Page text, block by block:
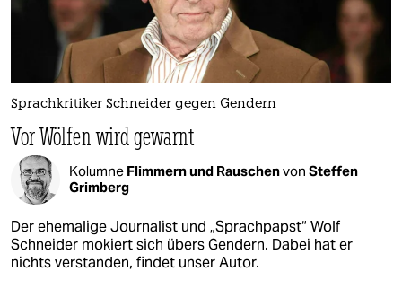
Sprachkritiker Schneider gegen Gendern
Vor Wölfen wird gewarnt
Kolumne Flimmern und Rauschenvon Steffen
Grimberg
Der ehemalige Journalist und „Sprachpapst“ Wolf
Schneider mokiert sich übers Gendern. Dabei hat er
nichts verstanden, findet unser Autor.